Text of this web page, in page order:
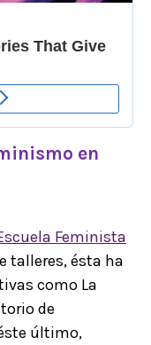
en
Feminista
talleres, ésta ha
como La
de
último,